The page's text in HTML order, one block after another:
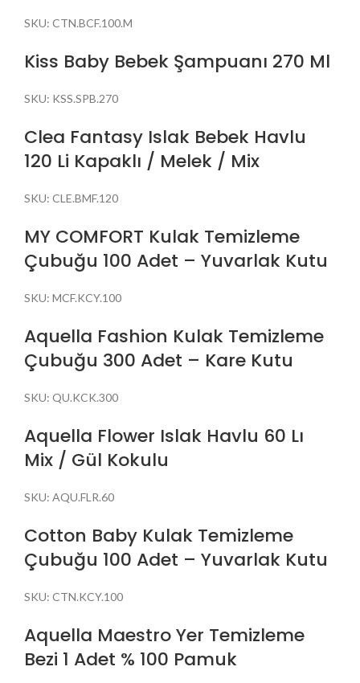
SKU: CTN.BCF.100.M
Kiss Baby Bebek Şampuanı 270 Ml
SKU: KSS.SPB.270
Clea Fantasy Islak Bebek Havlu
120 Li Kapaklı / Melek / Mix
SKU: CLE.BMF.120
MY COMFORT Kulak Temizleme
Çubuğu 100 Adet – Yuvarlak Kutu
SKU: MCF.KCY.100
Aquella Fashion Kulak Temizleme
Çubuğu 300 Adet – Kare Kutu
SKU: QU.KCK.300
Aquella Flower Islak Havlu 60 Lı
Mix / Gül Kokulu
SKU: AQU.FLR.60
Cotton Baby Kulak Temizleme
Çubuğu 100 Adet – Yuvarlak Kutu
SKU: CTN.KCY.100
Aquella Maestro Yer Temizleme
Bezi 1 Adet % 100 Pamuk